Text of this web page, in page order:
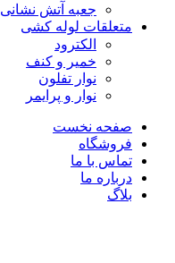
جعبه آتش نشانی
متعلقات لوله کشی
الکترود
خمیر و کنف
نوار تفلون
نوار و پرایمر
صفحه نخست
فروشگاه
تماس با ما
درباره ما
بلاگ